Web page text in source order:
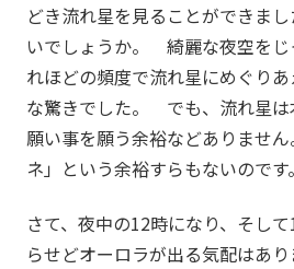
どき流れ星を見ることができま
いでしょうか。 綺麗な夜空をじ
れほどの頻度で流れ星にめぐり
な驚きでした。 でも、流れ星
願い事を願う余裕などありませ
ネ」という余裕すらもないのです。
さて、夜中の12時になり、そし
らせどオーロラが出る気配はあ